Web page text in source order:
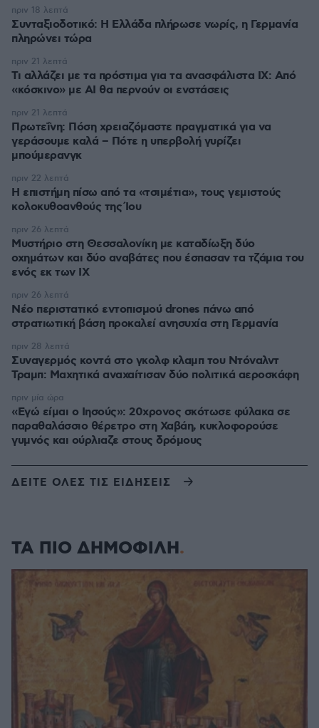
Συνταξιοδοτικό: H Ελλάδα πλήρωσε νωρίς, η Γερμανία
πληρώνει τώρα
πριν 18 λεπτά
Τι αλλάζει με τα πρόστιμα για τα ανασφάλιστα ΙΧ: Από
«κόσκινο» με AI θα περνούν οι ενστάσεις
πριν 21 λεπτά
Πρωτεΐνη: Πόση χρειαζόμαστε πραγματικά για να
γεράσουμε καλά – Πότε η υπερβολή γυρίζει
μπούμερανγκ
πριν 21 λεπτά
Η επιστήμη πίσω από τα «τσιμέτια», τους γεμιστούς
κολοκυθοανθούς της Ίου
πριν 22 λεπτά
Μυστήριο στη Θεσσαλονίκη με καταδίωξη δύο
οχημάτων και δύο αναβάτες που έσπασαν τα τζάμια του
ενός εκ των ΙΧ
πριν 26 λεπτά
Νέο περιστατικό εντοπισμού drones πάνω από
στρατιωτική βάση προκαλεί ανησυχία στη Γερμανία
πριν 26 λεπτά
Συναγερμός κοντά στο γκολφ κλαμπ του Ντόναλντ
Τραμπ: Μαχητικά αναχαίτισαν δύο πολιτικά αεροσκάφη
πριν 28 λεπτά
«Εγώ είμαι ο Ιησούς»: 20χρονος σκότωσε φύλακα σε
παραθαλάσσιο θέρετρο στη Χαβάη, κυκλοφορούσε
γυμνός και ούρλιαζε στους δρόμους
πριν μία ώρα
ΔΕΙΤΕ ΟΛΕΣ ΤΙΣ ΕΙΔΗΣΕΙΣ
ΤΑ ΠΙΟ ΔΗΜΟΦΙΛΗ